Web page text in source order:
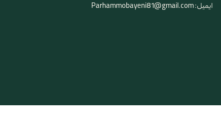
ایمیل: Parhammobayeni81@gmail.com